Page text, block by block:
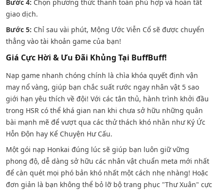
Bước 4: Chọn phương thức thanh toán phù hợp và hoàn tất
giao dịch.
Bước 5: Chỉ sau vài phút, Mộng Ước Viễn Cổ sẽ được chuyển
thẳng vào tài khoản game của bạn!
Giá Cực Hời & Ưu Đãi Khủng Tại BuffBuff!
Nạp game nhanh chóng chính là chìa khóa quyết định vận
may nổ vàng, giúp bạn chắc suất rước ngay nhân vật 5 sao
giới hạn yêu thích về đội! Với các tân thủ, hành trình khởi đầu
trong HSR có thể khá gian nan khi chưa sở hữu những quân
bài mạnh mẽ để vượt qua các thử thách khó nhằn như Ký Ức
Hỗn Độn hay Kể Chuyện Hư Cấu.
Một gói nạp Honkai đúng lúc sẽ giúp bạn luôn giữ vững
phong độ, dễ dàng sở hữu các nhân vật chuẩn meta mới nhất
để càn quét mọi phó bản khó nhất một cách nhẹ nhàng! Hoặc
đơn giản là bạn không thể bỏ lỡ bộ trang phục "Thư Xuân" cực